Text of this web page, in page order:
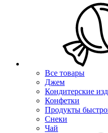
Все товары
Джем
Кондитерские
Конфетки
Продукты
Снеки
Чай